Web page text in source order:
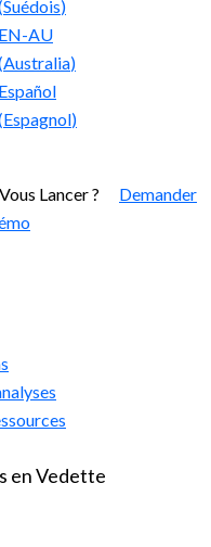
Suédois)
EN-AU
Australia)
Español
Espagnol)
Lancer ? Demander
en Vedette